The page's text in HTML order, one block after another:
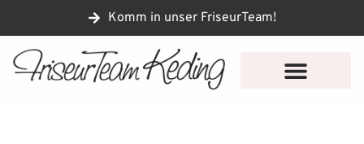
Komm in unser FriseurTeam!